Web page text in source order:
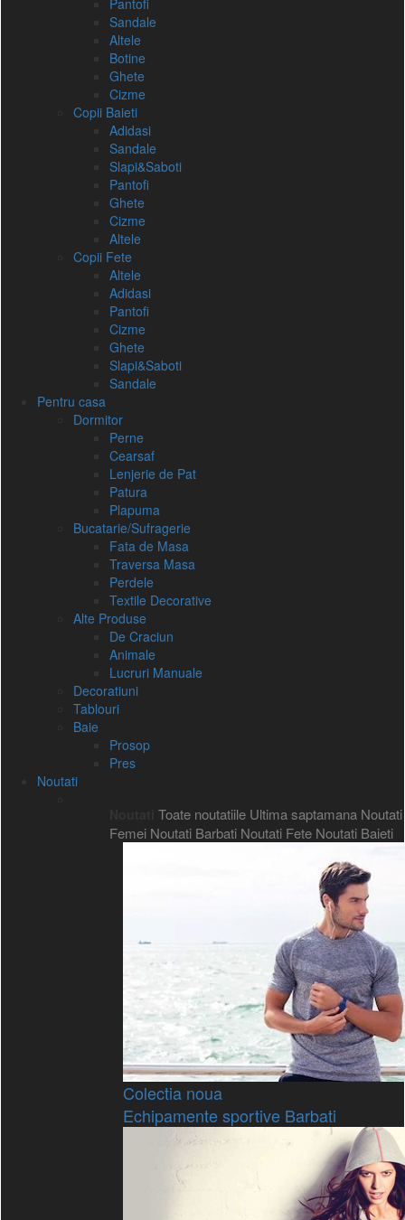
Pantofi
Sandale
Altele
Botine
Ghete
Cizme
Copii Baieti
Adidasi
Sandale
Slapi&Saboti
Pantofi
Ghete
Cizme
Altele
Copii Fete
Altele
Adidasi
Pantofi
Cizme
Ghete
Slapi&Saboti
Sandale
Pentru casa
Dormitor
Perne
Cearsaf
Lenjerie de Pat
Patura
Plapuma
Bucatarie/Sufragerie
Fata de Masa
Traversa Masa
Perdele
Textile Decorative
Alte Produse
De Craciun
Animale
Lucruri Manuale
Decoratiuni
Tablouri
Baie
Prosop
Pres
Noutati
Toate noutatiile Ultima saptamana Noutati
Femei Noutati Barbati Noutati Fete Noutati Baieti
Colectia noua
Echipamente sportive Barbati